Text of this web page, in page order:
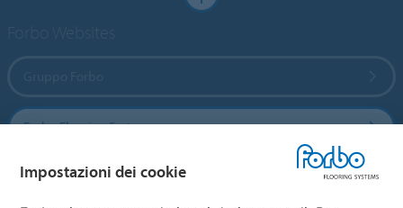
Forbo Flooring Systems
Forbo Movement Systems
Impostazioni dei cookie